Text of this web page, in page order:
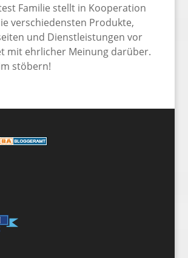
Familie stellt in Kooperation
verschiedensten Produkte,
und Dienstleistungen vor
mit ehrlicher Meinung darüber.
stöbern!